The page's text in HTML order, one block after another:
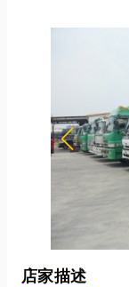
店家描述